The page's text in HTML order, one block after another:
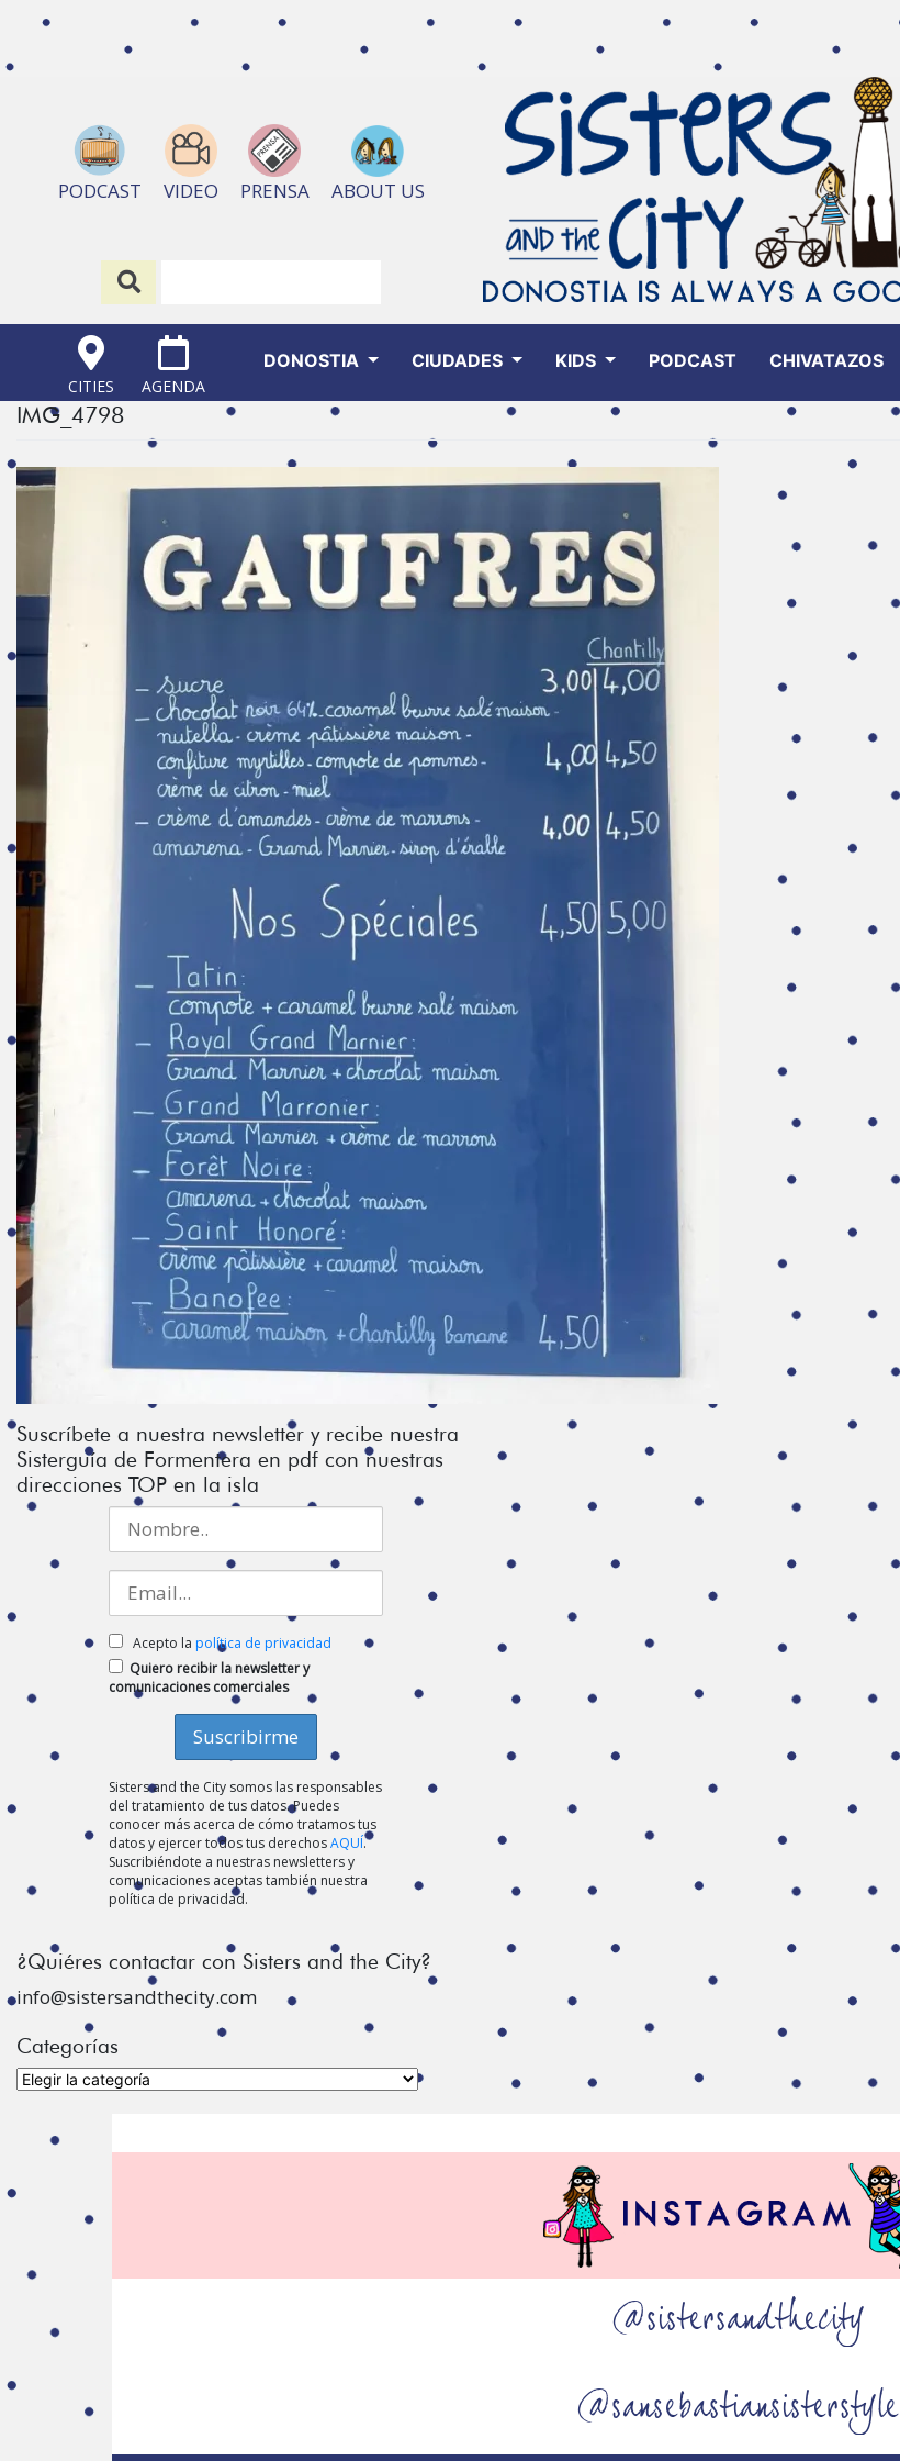
PODCAST VIDEO PRENSA ABOUT US
CITIES AGENDA
DONOSTIA CIUDADES KIDS PODCAST CHIVATAZOS
IMG_4798
Suscríbete a nuestra newsletter y recibe nuestra
Sisterguía de Formentera en pdf con nuestras
direcciones TOP en la isla
Acepto la política de privacidad
Quiero recibir la newsletter y
comunicaciones comerciales
Sisters and the City somos las responsables
del tratamiento de tus datos. Puedes
conocer más acerca de cómo tratamos tus
datos y ejercer todos tus derechosAQUÍ.
Suscribiéndote a nuestras newsletters y
comunicaciones aceptas también nuestra
política de privacidad.
¿Quiéres contactar con Sisters and the City?
info@sistersandthecity.com
Categorías
Categorías
@sistersandthecity
@sansebastiansisterstyle